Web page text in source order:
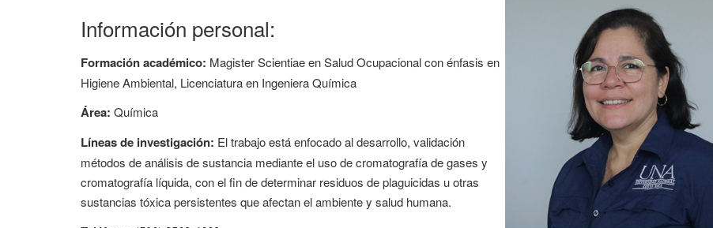
Información personal:
Formación académico: Magister Scientiae en Salud Ocupacional con énfasis en
Higiene Ambiental, Licenciatura en Ingeniera Química
Área: Química
Líneas de investigación: El trabajo está enfocado al desarrollo, validación
métodos de análisis de sustancia mediante el uso de cromatografía de gases y
cromatografía líquida, con el fin de determinar residuos de plaguicidas u otras
sustancias tóxica persistentes que afectan el ambiente y salud humana.